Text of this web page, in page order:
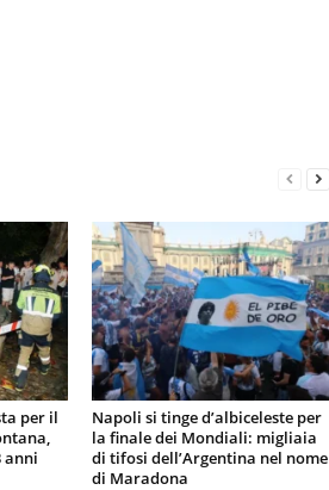
per il
anni
Napoli si tinge d’albiceleste per
la finale dei Mondiali: migliaia
di tifosi dell’Argentina nel nome
di Maradona